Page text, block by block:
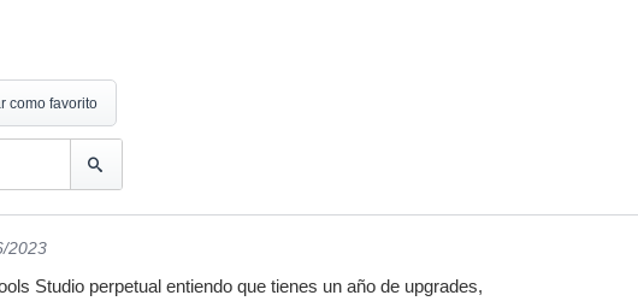
como favorito
2023
Studio perpetual entiendo que tienes un año de upgrades,